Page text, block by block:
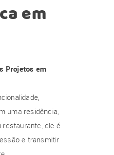
em
Projetos em
uma residência,
restaurante, ele é
e transmitir